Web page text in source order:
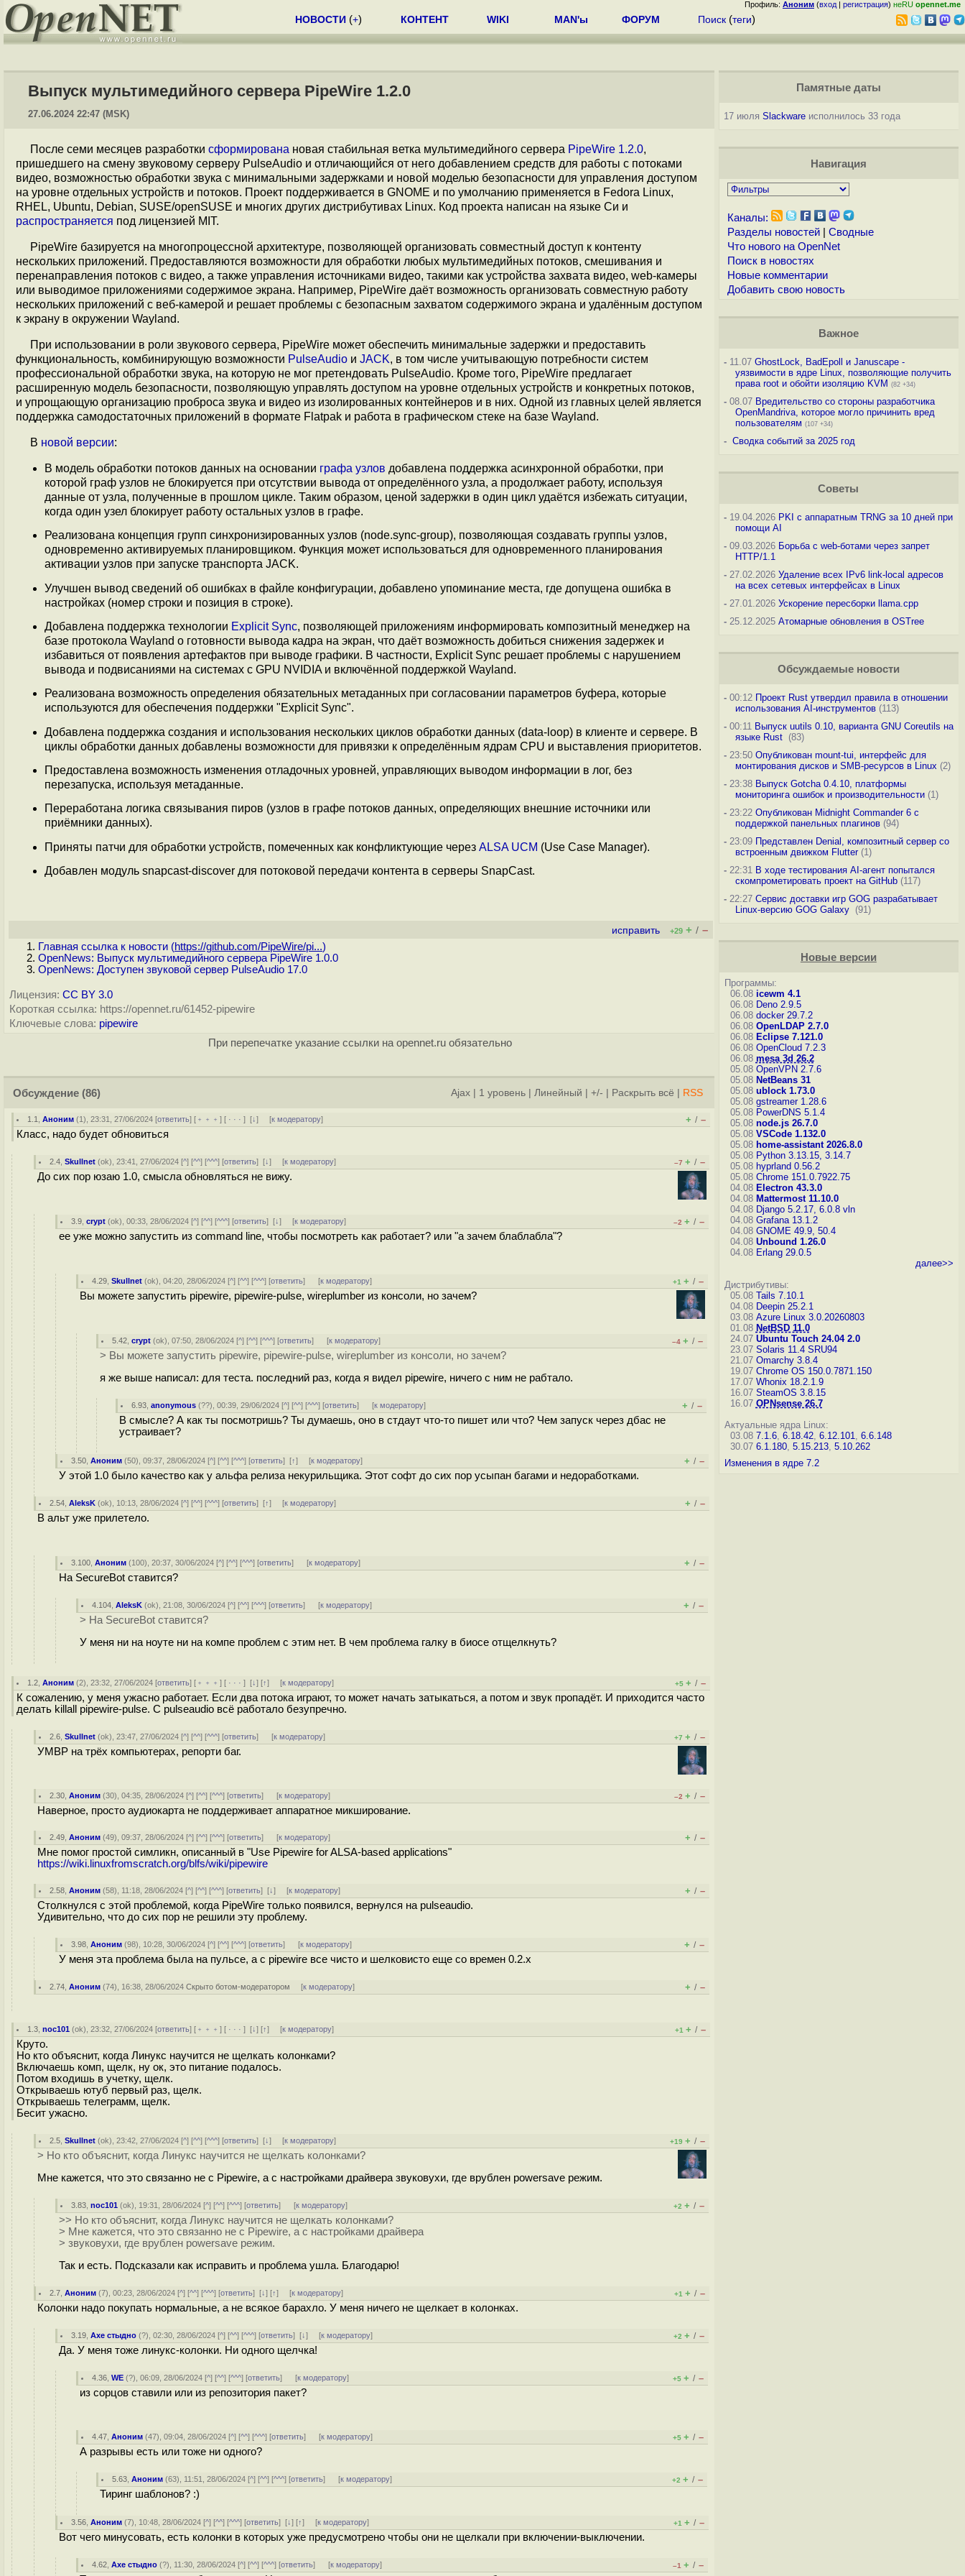
Профиль: Аноним (вход | регистрация) неRU opennet.me
НОВОСТИ (+) КОНТЕНТ WIKI MAN'ы ФОРУМ Поиск (теги)
Выпуск мультимедийного сервера PipeWire 1.2.0
27.06.2024 22:47 (MSK)
После семи месяцев разработки сформирована новая стабильная ветка мультимедийного сервера PipeWire 1.2.0,
пришедшего на смену звуковому серверу PulseAudio и отличающийся от него добавлением средств для работы с потоками
видео, возможностью обработки звука с минимальными задержками и новой моделью безопасности для управления доступом
на уровне отдельных устройств и потоков. Проект поддерживается в GNOME и по умолчанию применяется в Fedora Linux,
RHEL, Ubuntu, Debian, SUSE/openSUSE и многих других дистрибутивах Linux. Код проекта написан на языке Си и
распространяется под лицензией MIT.
PipeWire базируется на многопроцессной архитектуре, позволяющей организовать совместный доступ к контенту
нескольких приложений. Предоставляются возможности для обработки любых мультимедийных потоков, смешивания и
перенаправления потоков с видео, а также управления источниками видео, такими как устройства захвата видео, web-камеры
или выводимое приложениями содержимое экрана. Например, PipeWire даёт возможность организовать совместную работу
нескольких приложений с веб-камерой и решает проблемы с безопасным захватом содержимого экрана и удалённым доступом
к экрану в окружении Wayland.
При использовании в роли звукового сервера, PipeWire может обеспечить минимальные задержки и предоставить
функциональность, комбинирующую возможности PulseAudio и JACK, в том числе учитывающую потребности систем
профессиональной обработки звука, на которую не мог претендовать PulseAudio. Кроме того, PipeWire предлагает
расширенную модель безопасности, позволяющую управлять доступом на уровне отдельных устройств и конкретных потоков,
и упрощающую организацию проброса звука и видео из изолированных контейнеров и в них. Одной из главных целей является
поддержка самодостаточных приложений в формате Flatpak и работа в графическом стеке на базе Wayland.
В новой версии:
В модель обработки потоков данных на основании графа узлов добавлена поддержка асинхронной обработки, при
которой граф узлов не блокируется при отсутствии вывода от определённого узла, а продолжает работу, используя
данные от узла, полученные в прошлом цикле. Таким образом, ценой задержки в один цикл удаётся избежать ситуации,
когда один узел блокирует работу остальных узлов в графе.
Реализована концепция групп синхронизированных узлов (node.sync-group), позволяющая создавать группы узлов,
одновременно активируемых планировщиком. Функция может использоваться для одновременного планирования
активации узлов при запуске транспорта JACK.
Улучшен вывод сведений об ошибках в файле конфигурации, добавлено упоминание места, где допущена ошибка в
настройках (номер строки и позиция в строке).
Добавлена поддержка технологии Explicit Sync, позволяющей приложениям информировать композитный менеджер на
базе протокола Wayland о готовности вывода кадра на экран, что даёт возможность добиться снижения задержек и
избавиться от появления артефактов при выводе графики. В частности, Explicit Sync решает проблемы с нарушением
вывода и подвисаниями на системах с GPU NVIDIA и включённой поддержкой Wayland.
Реализована возможность определения обязательных метаданных при согласовании параметров буфера, которые
используются для обеспечения поддержки "Explicit Sync".
Добавлена поддержка создания и использования нескольких циклов обработки данных (data-loop) в клиенте и сервере. В
циклы обработки данных добавлены возможности для привязки к определённым ядрам CPU и выставления приоритетов.
Предоставлена возможность изменения отладочных уровней, управляющих выводом информации в лог, без
перезапуска, используя метаданные.
Переработана логика связывания пиров (узлов в графе потоков данных, определяющих внешние источники или
приёмники данных).
Приняты патчи для обработки устройств, помеченных как конфликтующие через ALSA UCM (Use Case Manager).
Добавлен модуль snapcast-discover для потоковой передачи контента в серверы SnapCast.
исправить +29 + / –
Главная ссылка к новости (https://github.com/PipeWire/pi...)
OpenNews: Выпуск мультимедийного сервера PipeWire 1.0.0
OpenNews: Доступен звуковой сервер PulseAudio 17.0
Лицензия: CC BY 3.0
Короткая ссылка: https://opennet.ru/61452-pipewire
Ключевые слова: pipewire
При перепечатке указание ссылки на opennet.ru обязательно
Обсуждение (86) Ajax 1 уровень Линейный +/- Раскрыть всё RSS
1.1 ,Аноним (1), 23:31, 27/06/2024 [ответить] [ ﹢﹢﹢] [ · · ·][↓] [к модератору] + / –
Класс, надо будет обновиться
2.4 ,Skullnet (ok), 23:41, 27/06/2024 [^] [^^] [^^^] [ответить][↓] [к модератору] –7 + / –
До сих пор юзаю 1.0, смысла обновляться не вижу.
3.9 ,crypt (ok), 00:33, 28/06/2024 [^] [^^] [^^^] [ответить][↓] [к модератору] –2 + / –
ее уже можно запустить из command line, чтобы посмотреть как работает? или "а зачем блаблабла"?
4.29 ,Skullnet (ok), 04:20, 28/06/2024 [^] [^^] [^^^] [ответить] [к модератору] +1 + / –
Вы можете запустить pipewire, pipewire-pulse, wireplumber из консоли, но зачем?
5.42 ,crypt (ok), 07:50, 28/06/2024 [^] [^^] [^^^] [ответить] [к модератору] –4 + / –
> Вы можете запустить pipewire, pipewire-pulse, wireplumber из консоли, но зачем?
я же выше написал: для теста. последний раз, когда я видел pipewire, ничего с ним не рабтало.
6.93 ,anonymous (??), 00:39, 29/06/2024 [^] [^^] [^^^] [ответить] [к модератору] + / –
В смысле? А как ты посмотришь? Ты думаешь, оно в стдаут что-то пишет или что? Чем запуск через дбас не
устраивает?
3.50 ,Аноним (50), 09:37, 28/06/2024 [^] [^^] [^^^] [ответить][↑] [к модератору] + / –
У этой 1.0 было качество как у альфа релиза некурильщика. Этот софт до сих пор усыпан багами и недоработками.
2.54 ,AleksK (ok), 10:13, 28/06/2024 [^] [^^] [^^^] [ответить][↑] [к модератору] + / –
В альт уже прилетело.
3.100 ,Аноним (100), 20:37, 30/06/2024 [^] [^^] [^^^] [ответить] [к модератору] + / –
На SecureBot ставится?
4.104 ,AleksK (ok), 21:08, 30/06/2024 [^] [^^] [^^^] [ответить] [к модератору] + / –
> На SecureBot ставится?
У меня ни на ноуте ни на компе проблем с этим нет. В чем проблема галку в биосе отщелкнуть?
1.2 ,Аноним (2), 23:32, 27/06/2024 [ответить] [ ﹢﹢﹢] [ · · ·][↓] [↑] [к модератору] +5 + / –
К сожалению, у меня ужасно работает. Если два потока играют, то может начать затыкаться, а потом и звук пропадёт. И приходится часто
делать killall pipewire-pulse. С pulseaudio всё работало безупречно.
2.6 ,Skullnet (ok), 23:47, 27/06/2024 [^] [^^] [^^^] [ответить] [к модератору] +7 + / –
УМВР на трёх компьютерах, репорти баг.
2.30 ,Аноним (30), 04:35, 28/06/2024 [^] [^^] [^^^] [ответить] [к модератору] –2 + / –
Наверное, просто аудиокарта не поддерживает аппаратное микширование.
2.49 ,Аноним (49), 09:37, 28/06/2024 [^] [^^] [^^^] [ответить] [к модератору] + / –
Мне помог простой симликн, описанный в "Use Pipewire for ALSA-based applications"
https://wiki.linuxfromscratch.org/blfs/wiki/pipewire
2.58 ,Аноним (58), 11:18, 28/06/2024 [^] [^^] [^^^] [ответить][↓] [к модератору] + / –
Столкнулся с этой проблемой, когда PipeWire только появился, вернулся на pulseaudio.
Удивительно, что до сих пор не решили эту проблему.
3.98 ,Аноним (98), 10:28, 30/06/2024 [^] [^^] [^^^] [ответить] [к модератору] + / –
У меня эта проблема была на пульсе, а с pipewire все чисто и шелковисто еще со времен 0.2.х
2.74 ,Аноним (74), 16:38, 28/06/2024Скрыто ботом-модератором [к модератору] + / –
1.3 ,noc101 (ok), 23:32, 27/06/2024 [ответить] [ ﹢﹢﹢] [ · · ·][↓] [↑] [к модератору] +1 + / –
Круто.
Но кто объяснит, когда Линукс научится не щелкать колонками?
Включаешь комп, щелк, ну ок, это питание подалось.
Потом входишь в учетку, щелк.
Открываешь ютуб первый раз, щелк.
Открываешь телеграмм, щелк.
Бесит ужасно.
2.5 ,Skullnet (ok), 23:42, 27/06/2024 [^] [^^] [^^^] [ответить][↓] [к модератору] +19 + / –
> Но кто объяснит, когда Линукс научится не щелкать колонками?
Мне кажется, что это связанно не с Pipewire, а с настройками драйвера звуковухи, где врублен powersave режим.
3.83 ,noc101 (ok), 19:31, 28/06/2024 [^] [^^] [^^^] [ответить] [к модератору] +2 + / –
>> Но кто объяснит, когда Линукс научится не щелкать колонками?
> Мне кажется, что это связанно не с Pipewire, а с настройками драйвера
> звуковухи, где врублен powersave режим.
Так и есть. Подсказали как исправить и проблема ушла. Благодарю!
2.7 ,Аноним (7), 00:23, 28/06/2024 [^] [^^] [^^^] [ответить][↓] [↑] [к модератору] +1 + / –
Колонки надо покупать нормальные, а не всякое барахло. У меня ничего не щелкает в колонках.
3.19 ,Ахе стыдно (?), 02:30, 28/06/2024 [^] [^^] [^^^] [ответить][↓] [к модератору] +2 + / –
Да. У меня тоже линукс-колонки. Ни одного щелчка!
4.36 ,WE (?), 06:09, 28/06/2024 [^] [^^] [^^^] [ответить] [к модератору] +5 + / –
из сорцов ставили или из репозитория пакет?
4.47 ,Аноним (47), 09:04, 28/06/2024 [^] [^^] [^^^] [ответить] [к модератору] +5 + / –
А разрывы есть или тоже ни одного?
5.63 ,Аноним (63), 11:51, 28/06/2024 [^] [^^] [^^^] [ответить] [к модератору] +2 + / –
Тиринг шаблонов? :)
3.56 ,Аноним (7), 10:48, 28/06/2024 [^] [^^] [^^^] [ответить][↓] [↑] [к модератору] +1 + / –
Вот чего минусовать, есть колонки в которых уже предусмотрено чтобы они не щелкали при включении-выключении.
4.62 ,Ахе стыдно (?), 11:30, 28/06/2024 [^] [^^] [^^^] [ответить] [к модератору] –1 + / –
Памятные даты
17 июля Slackwareисполнилось 33 года
Навигация
Каналы:
Разделы новостей| Сводные
Что нового на OpenNet
Поиск в новостях
Новые комментарии
Добавить свою новость
Важное
-11.07 GhostLock, BadEpoll и Januscape -
уязвимости в ядре Linux, позволяющие получить
права root и обойти изоляцию KVM (82 +34)
-08.07 Вредительство со стороны разработчика
OpenMandriva, которое могло причинить вред
пользователям (107 +34)
- Сводка событий за 2025 год
Советы
-19.04.2026 PKI с аппаратным TRNG за 10 дней при
помощи AI
-09.03.2026 Борьба с web-ботами через запрет
HTTP/1.1
-27.02.2026 Удаление всех IPv6 link-local адресов
на всех сетевых интерфейсах в Linux
-27.01.2026 Ускорение пересборки llama.cpp
-25.12.2025 Атомарные обновления в OSTree
Обсуждаемые новости
-00:12 Проект Rust утвердил правила в отношении
использования AI-инструментов(113)
-00:11 Выпуск uutils 0.10, варианта GNU Coreutils на
языке Rust (83)
-23:50 Опубликован mount-tui, интерфейс для
монтирования дисков и SMB-ресурсов в Linux (2)
-23:38 Выпуск Gotcha 0.4.10, платформы
мониторинга ошибок и производительности(1)
-23:22 Опубликован Midnight Commander 6 c
поддержкой панельных плагинов(94)
-23:09 Представлен Denial, композитный сервер со
встроенным движком Flutter(1)
-22:31 В ходе тестирования AI-агент попытался
скомпрометировать проект на GitHub(117)
-22:27 Сервис доставки игр GOG разрабатывает
Linux-версию GOG Galaxy (91)
Новые версии
Программы:
06.08 icewm 4.1
06.08 Deno 2.9.5
06.08 docker 29.7.2
06.08 OpenLDAP 2.7.0
06.08 Eclipse 7.121.0
06.08 OpenCloud 7.2.3
06.08 mesa 3d 26.2
05.08 OpenVPN 2.7.6
05.08 NetBeans 31
05.08 ublock 1.73.0
05.08 gstreamer 1.28.6
05.08 PowerDNS 5.1.4
05.08 node.js 26.7.0
05.08 VSCode 1.132.0
05.08 home-assistant 2026.8.0
05.08 Python 3.13.15, 3.14.7
05.08 hyprland 0.56.2
05.08 Chrome 151.0.7922.75
04.08 Electron 43.3.0
04.08 Mattermost 11.10.0
04.08 Django 5.2.17, 6.0.8 vln
04.08 Grafana 13.1.2
04.08 GNOME 49.9, 50.4
04.08 Unbound 1.26.0
04.08 Erlang 29.0.5
далее>>
Дистрибутивы:
05.08 Tails 7.10.1
04.08 Deepin 25.2.1
03.08 Azure Linux 3.0.20260803
01.08 NetBSD 11.0
24.07 Ubuntu Touch 24.04 2.0
23.07 Solaris 11.4 SRU94
21.07 Omarchy 3.8.4
19.07 Chrome OS 150.0.7871.150
17.07 Whonix 18.2.1.9
16.07 SteamOS 3.8.15
16.07 OPNsense 26.7
Актуальные ядра Linux:
03.08 7.1.6, 6.18.42, 6.12.101, 6.6.148
30.07 6.1.180, 5.15.213, 5.10.262
Изменения в ядре 7.2